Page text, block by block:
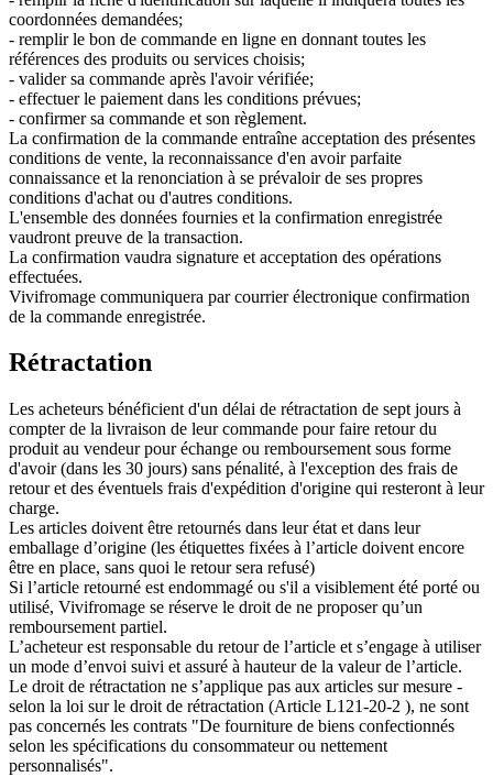
coordonnées demandées;
- remplir le bon de commande en ligne en donnant toutes les
références des produits ou services choisis;
- valider sa commande après l'avoir vérifiée;
- effectuer le paiement dans les conditions prévues;
- confirmer sa commande et son règlement.
La confirmation de la commande entraîne acceptation des présentes
conditions de vente, la reconnaissance d'en avoir parfaite
connaissance et la renonciation à se prévaloir de ses propres
conditions d'achat ou d'autres conditions.
L'ensemble des données fournies et la confirmation enregistrée
vaudront preuve de la transaction.
La confirmation vaudra signature et acceptation des opérations
effectuées.
Vivifromage communiquera par courrier électronique confirmation
de la commande enregistrée.
Rétractation
Les acheteurs bénéficient d'un délai de rétractation de sept jours à
compter de la livraison de leur commande pour faire retour du
produit au vendeur pour échange ou remboursement sous forme
d'avoir (dans les 30 jours) sans pénalité, à l'exception des frais de
retour et des éventuels frais d'expédition d'origine qui resteront à leur
charge.
Les articles doivent être retournés dans leur état et dans leur
emballage d’origine (les étiquettes fixées à l’article doivent encore
être en place, sans quoi le retour sera refusé)
Si l’article retourné est endommagé ou s'il a visiblement été porté ou
utilisé, Vivifromage se réserve le droit de ne proposer qu’un
remboursement partiel.
L’acheteur est responsable du retour de l’article et s’engage à utiliser
un mode d’envoi suivi et assuré à hauteur de la valeur de l’article.
Le droit de rétractation ne s’applique pas aux articles sur mesure -
selon la loi sur le droit de rétractation (Article L121-20-2 ), ne sont
pas concernés les contrats "De fourniture de biens confectionnés
selon les spécifications du consommateur ou nettement
personnalisés".